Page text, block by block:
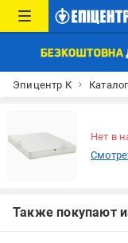
Эпицентр К Каталог
Нет в
Также покупают